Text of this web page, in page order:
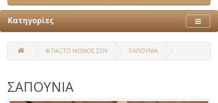
Κατηγορίες
ΦΤΙΑΞΤΟ ΜΟΝΟΣ ΣΟΥ ΣΑΠΟΥΝΙΑ
ΣΑΠΟΥΝΙΑ